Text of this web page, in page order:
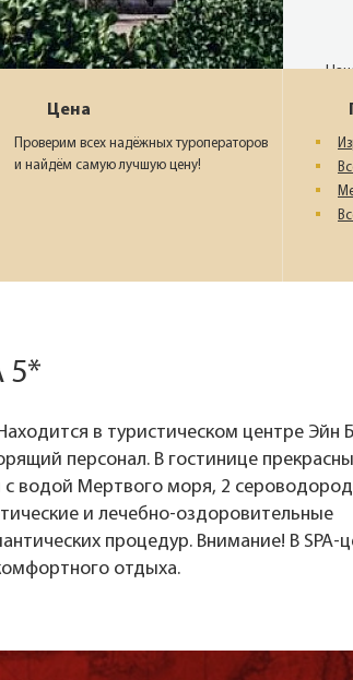
Наш
Да!
Цена
Проверим всех надёжных туроператоров
и найдём самую лучшую цену!
5*
в туристическом центре Эйн
персонал. В гостинице
с водой Мертвого моря, 2
и лечебно-оздоровительные
процедур. Внимание! В SPA-
отдыха.